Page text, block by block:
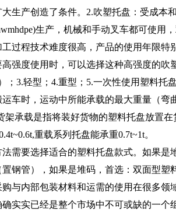
生产创造了条件。2.吹塑托盘：受成本
生产，机械和手动叉车都可使用
过程技术难度很高，产品的使用年限特
强度使用时，可以选择这种高强度的吹
3.轻型；4.重型；5.一次性使用塑料托盘
车时，运动中所能承载的最大重量（弯
承载是指将装好货物的塑料托盘放置
重载系列托盘能承重0.7t~1t。
需要选择适合的塑料托盘款式。如果是
钢管），如果是堆码，首选：双面型塑
与内部包装材料和运需的使用在很多领
实实已经是整个市场中不可或缺的一个